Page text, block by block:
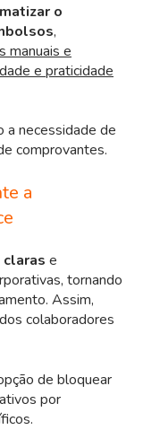
o
,
manuais e
e praticidade
a necessidade de
comprovantes.
a
e
tornando
Assim,
colaboradores
de bloquear
por